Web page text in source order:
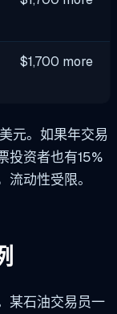
$1,700 more
元。如果年交易
投资者也有15%
动性受限。
某石油交易员一